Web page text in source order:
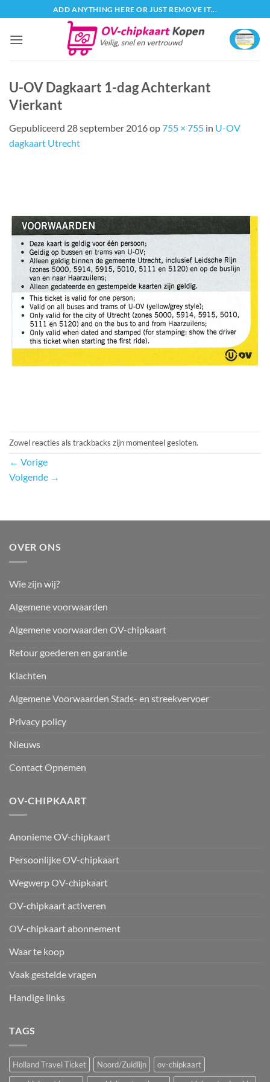
naar
inhoud
ADD ANYTHING HERE OR JUST REMOVE IT...
U-OV Dagkaart 1-dag Achterkant
Vierkant
Gepubliceerd 28 september 2016op755 × 755 in U-OV
dagkaart Utrecht
Zowel reacties als trackbacks zijn momenteel gesloten.
← Vorige
Volgende →
OVER ONS
Wie zijn wij?
Algemene voorwaarden
Algemene voorwaarden OV-chipkaart
Retour goederen en garantie
Klachten
Algemene Voorwaarden Stads- en streekvervoer
Privacy policy
Nieuws
Contact Opnemen
OV-CHIPKAART
Anonieme OV-chipkaart
Persoonlijke OV-chipkaart
Wegwerp OV-chipkaart
OV-chipkaart activeren
OV-chipkaart abonnement
Waar te koop
Vaak gestelde vragen
Handige links
TAGS
Holland Travel Ticket Noord/Zuidlijn
ov-chipkaart